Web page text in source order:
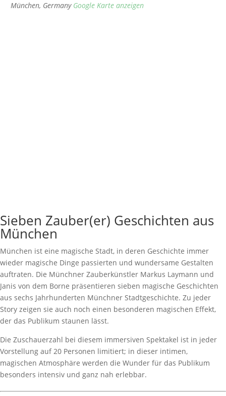
München, Germany Google Karte anzeigen
Sieben Zauber(er) Geschichten aus
München
München ist eine magische Stadt, in deren Geschichte immer
wieder magische Dinge passierten und wundersame Gestalten
auftraten. Die Münchner Zauberkünstler Markus Laymann und
Janis von dem Borne präsentieren sieben magische Geschichten
aus sechs Jahrhunderten Münchner Stadtgeschichte. Zu jeder
Story zeigen sie auch noch einen besonderen magischen Effekt,
der das Publikum staunen lässt.
Die Zuschauerzahl bei diesem immersiven Spektakel ist in jeder
Vorstellung auf 20 Personen limitiert; in dieser intimen,
magischen Atmosphäre werden die Wunder für das Publikum
besonders intensiv und ganz nah erlebbar.